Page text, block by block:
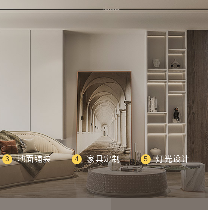
3 地面铺装 4 家具定制 5 灯光设计
电视柜 4 餐桌 5 餐椅
9
3 次卧窗帘
儿童房/书房窗
帘
飘窗垫
3 主卧吸顶灯 次卧吸顶灯
儿童房/书房吸
顶灯